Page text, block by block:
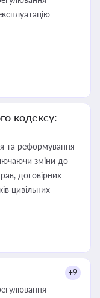
кодексу:
та реформування
зміни до
договірних
цивільних
+9